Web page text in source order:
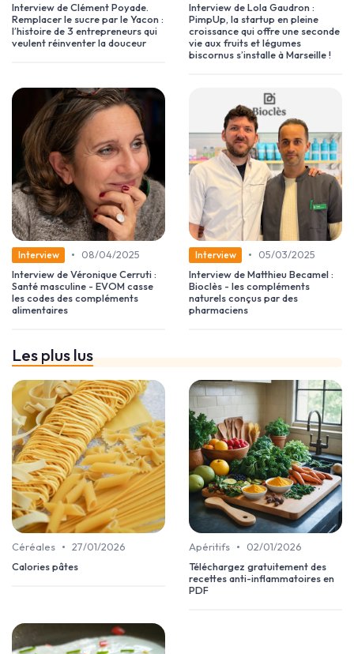
Interview de Clément Poyade.
Remplacer le sucre par le Yacon :
l’histoire de 3 entrepreneurs qui
veulent réinventer la douceur
Interview de Lola Gaudron :
PimpUp, la startup en pleine
croissance qui offre une seconde
vie aux fruits et légumes
biscornus s’installe à Marseille !
Interview •
08/04/2025
Interview de Véronique Cerruti :
Santé masculine - EVOM casse
les codes des compléments
alimentaires
Interview •
05/03/2025
Interview de Matthieu Becamel :
Bioclès - les compléments
naturels conçus par des
pharmaciens
Les plus lus
Céréales • 27/01/2026
Calories pâtes
Apéritifs •
02/01/2026
Téléchargez gratuitement des
recettes anti-inflammatoires en
PDF